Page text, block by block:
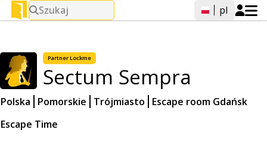
Szukaj pl
PartnerLockme
Sectum Sempra
Polska Pomorskie Trójmiasto
Escape room Gdańsk
Escape Time